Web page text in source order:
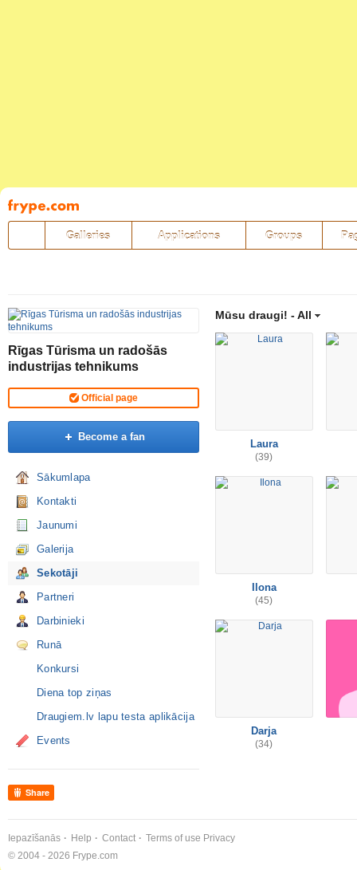
Pāriet
uz
saturu
Galleries Applications Groups
Rīgas Tūrisma un radošās
industrijas tehnikums
Official page
Become a fan
Sākumlapa
Kontakti
Jaunumi
Galerija
Sekotāji
Partneri
Darbinieki
Runā
Konkursi
Diena top ziņas
Draugiem.lv lapu testa aplikācija
Events
Share
Mūsu draugi! -All
Laura
(39)
Ilona
(45)
Darja
(34)
Iepazīšanās Help Contact Terms of use Privacy
© 2004 - 2026 Frype.com